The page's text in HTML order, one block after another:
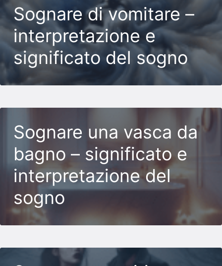
Sognare di vomitare –
interpretazione e
significato del sogno
Sognare una vasca da
bagno – significato e
interpretazione del
sogno